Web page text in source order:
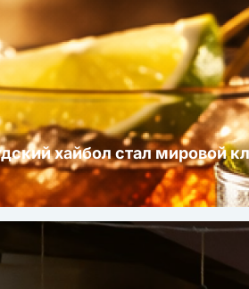
хайбол стал мировой